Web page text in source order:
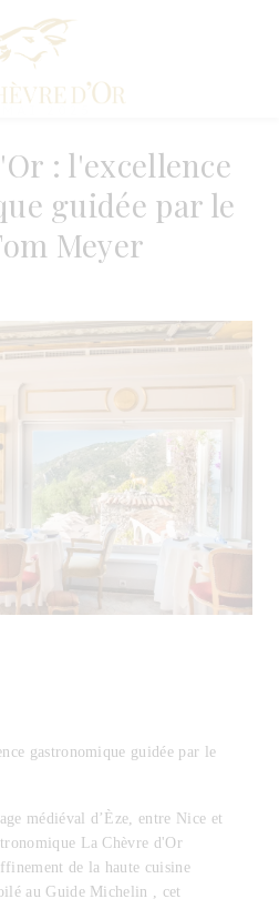
: l'excellence
guidée par le
Meyer
gastronomique guidée par le
médiéval d’Èze, entre Nice et
La Chèvre d'Or
de la haute cuisine
au Guide Michelin , cet